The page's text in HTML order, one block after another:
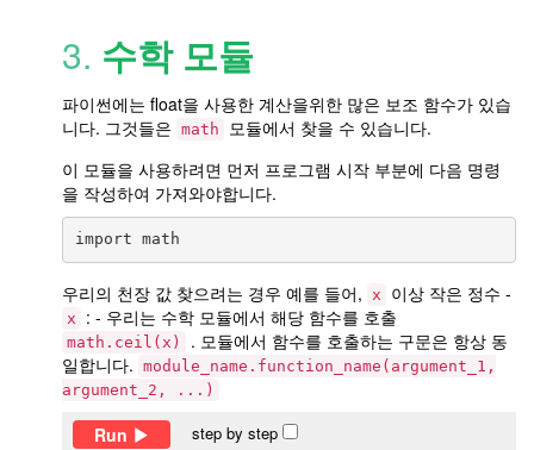
3. 수학 모듈
파이썬에는 float을 사용한 계산을위한 많은 보조 함수가 있습
니다. 그것들은
math
모듈에서 찾을 수 있습니다.
이 모듈을 사용하려면 먼저 프로그램 시작 부분에 다음 명령
을 작성하여 가져와야합니다.
우리의 천장 값 찾으려는 경우 예를 들어, x 이상 작은 정수 -
x : - 우리는 수학 모듈에서 해당 함수를 호출
math.ceil(x)
. 모듈에서 함수를 호출하는 구문은 항상 동
일합니다.
module_name.function_name(argument_1,
argument_2, ...)
Run step by step